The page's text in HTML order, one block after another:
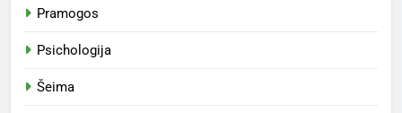
Pramogos
Psichologija
Šeima